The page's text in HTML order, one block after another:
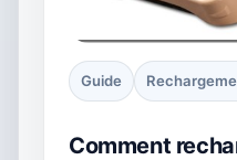
Guide
Comment